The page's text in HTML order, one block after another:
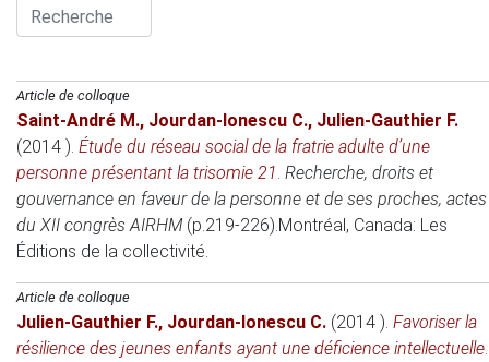
Article de colloque
Saint-André M., Jourdan-Ionescu C., Julien-Gauthier F.
(2014 ). Étude du réseau social de la fratrie adulte d’une
personne présentant la trisomie 21. Recherche, droits et
gouvernance en faveur de la personne et de ses proches, actes
du XII congrès AIRHM(p.219-226).Montréal, Canada: Les
Éditions de la collectivité.
Article de colloque
Julien-Gauthier F., Jourdan-Ionescu C. (2014 ). Favoriser la
résilience des jeunes enfants ayant une déficience intellectuelle.